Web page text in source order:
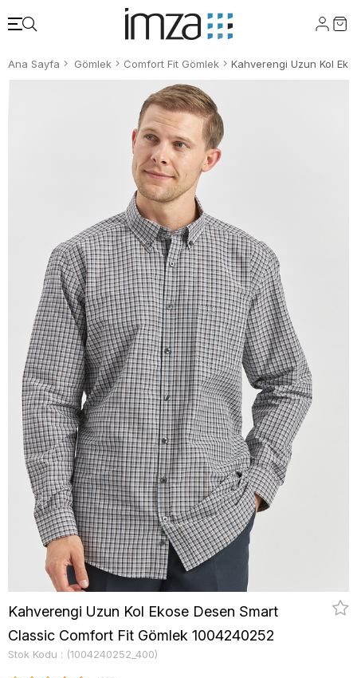
Ana Sayfa Gömlek Comfort Fit Gömlek
Kahverengi Uzun Kol Ekose Desen Smart
Classic Comfort Fit Gömlek 1004240252
Stok Kodu (1004240252_400)